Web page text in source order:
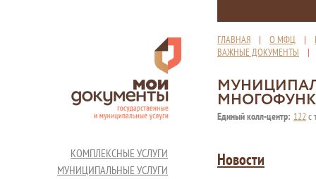
ГЛАВНАЯ | О МФЦ |
ВАЖНЫЕ ДОКУМЕНТЫ
Единый колл-центр: 122с
КОМПЛЕКСНЫЕ УСЛУГИ
МУНИЦИПАЛЬНЫЕ УСЛУГИ
Новости